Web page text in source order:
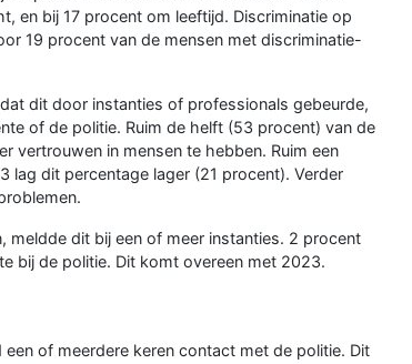
en bij 17 procent om leeftijd. Discriminatie op
19 procent van de mensen met discriminatie-
dit door instanties of professionals gebeurde,
of de politie. Ruim de helft (53 procent) van de
vertrouwen in mensen te hebben. Ruim een
lag dit percentage lager (21 procent). Verder
meldde dit bij een of meer instanties. 2 procent
bij de politie. Dit komt overeen met 2023.
of meerdere keren contact met de politie. Dit